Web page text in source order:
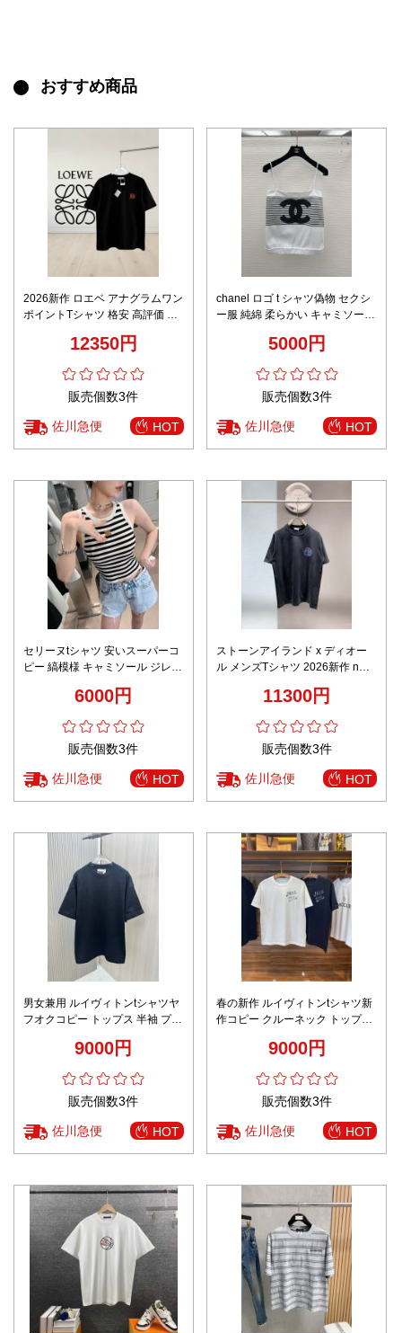
おすすめ商品
2026新作 ロエベ アナグラムワン
ポイントTシャツ 格安 高評価 通
ン 快適な着心地 精密刺繍 上質感
12350円
販売個数3件
佐川急便 HOT
chanel ロゴ t シャツ偽物 セクシ
ー服 純綿 柔らかい キャミソール
ト ホワイト5000円
販売個数3件
佐川急便 HOT
セリーヌtシャツ 安いスーパーコ
ピー 縞模様 キャミソール ジレー
6000円
販売個数3件
佐川急便 HOT
ストーンアイランド x ディオー
ル メンズTシャツ 2026新作 n級
快適な着心地 シンプルカジュア
11300円
販売個数3件
佐川急便 HOT
男女兼用 ルイヴィトンtシャツヤ
フオクコピー トップス 半袖 プリ
9000円
販売個数3件
佐川急便 HOT
春の新作 ルイヴィトンtシャツ新
作コピー クルーネック トップス
女兼用 2色可選9000円
販売個数3件
佐川急便 HOT